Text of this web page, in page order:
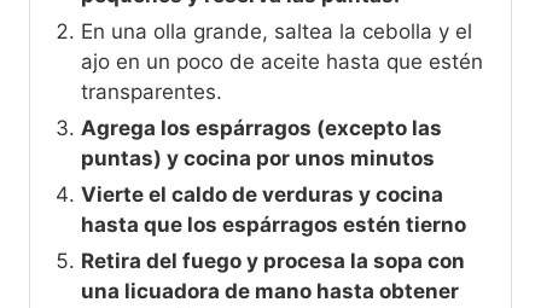
En una olla grande, saltea la cebolla y el
ajo en un poco de aceite hasta que estén
transparentes.
Agrega los espárragos (excepto las
puntas) y cocina por unos minutos
Vierte el caldo de verduras y cocina
hasta que los espárragos estén tierno
Retira del fuego y procesa la sopa con
una licuadora de mano hasta obtener